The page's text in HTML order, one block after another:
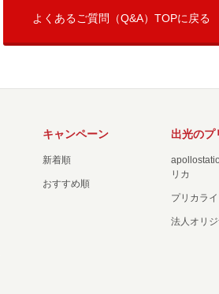
よくあるご質問（Q&A）TOPに戻る
キャンペーン
新着順
おすすめ順
出光のプ
リカ
プリカラ
法人オリ